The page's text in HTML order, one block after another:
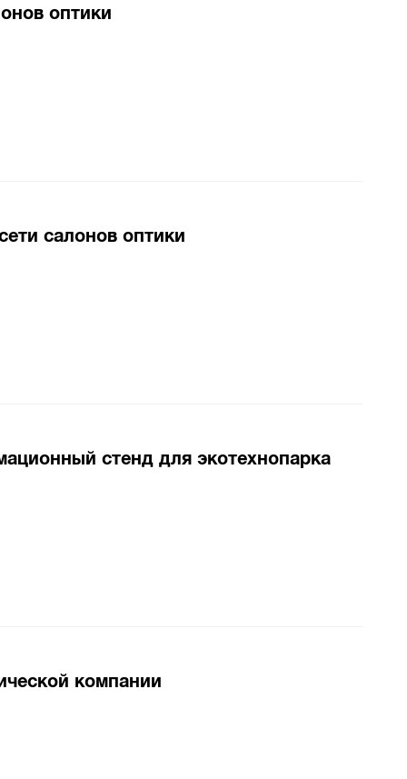
оптики
салонов оптики
стенд для экотехнопарка
компании